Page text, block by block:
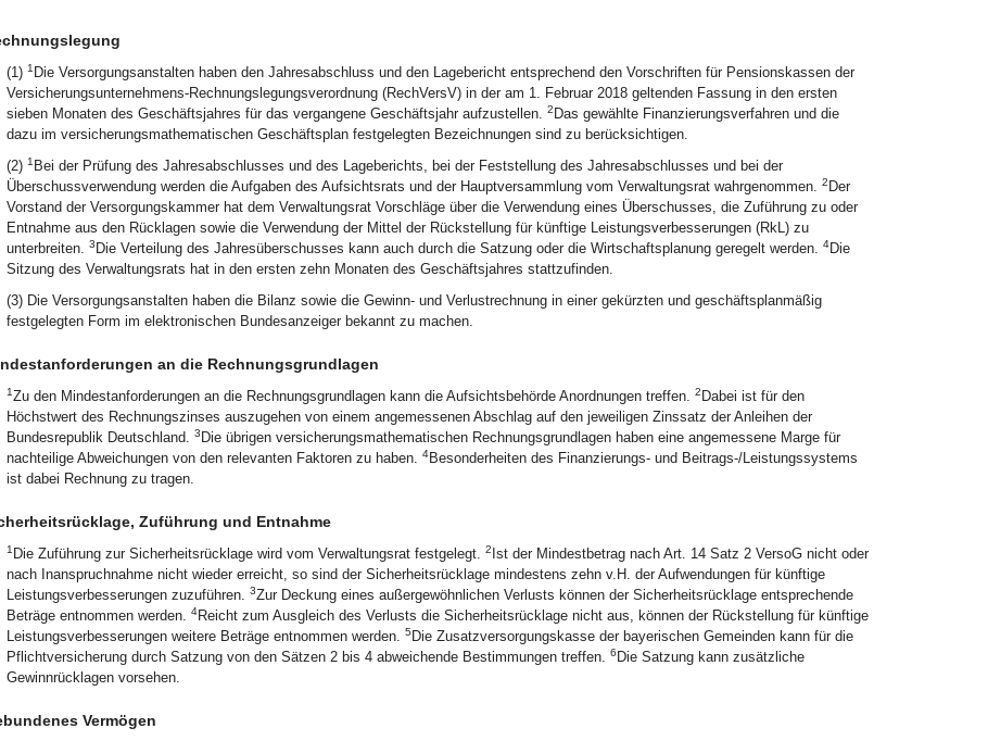
(1) 1 Die Versorgungsanstalten haben den Jahresabschluss und den Lagebericht entsprechend den Vorschriften für Pensionskassen der
Versicherungsunternehmens-Rechnungslegungsverordnung (RechVersV) in der am 1. Februar 2018 geltenden Fassung in den ersten
sieben Monaten des Geschäftsjahres für das vergangene Geschäftsjahr aufzustellen. 2 Das gewählte Finanzierungsverfahren und die
dazu im versicherungsmathematischen Geschäftsplan festgelegten Bezeichnungen sind zu berücksichtigen.
(2) 1 Bei der Prüfung des Jahresabschlusses und des Lageberichts, bei der Feststellung des Jahresabschlusses und bei der
Überschussverwendung werden die Aufgaben des Aufsichtsrats und der Hauptversammlung vom Verwaltungsrat wahrgenommen. 2 Der
Vorstand der Versorgungskammer hat dem Verwaltungsrat Vorschläge über die Verwendung eines Überschusses, die Zuführung zu oder
Entnahme aus den Rücklagen sowie die Verwendung der Mittel der Rückstellung für künftige Leistungsverbesserungen (RkL) zu
unterbreiten. 3 Die Verteilung des Jahresüberschusses kann auch durch die Satzung oder die Wirtschaftsplanung geregelt werden. 4Die
Sitzung des Verwaltungsrats hat in den ersten zehn Monaten des Geschäftsjahres stattzufinden.
(3) Die Versorgungsanstalten haben die Bilanz sowie die Gewinn- und Verlustrechnung in einer gekürzten und geschäftsplanmäßig
festgelegten Form im elektronischen Bundesanzeiger bekannt zu machen.
an die Rechnungsgrundlagen
1Zu den Mindestanforderungen an die Rechnungsgrundlagen kann die Aufsichtsbehörde Anordnungen treffen. 2 Dabei ist für den
Höchstwert des Rechnungszinses auszugehen von einem angemessenen Abschlag auf den jeweiligen Zinssatz der Anleihen der
Bundesrepublik Deutschland. 3 Die übrigen versicherungsmathematischen Rechnungsgrundlagen haben eine angemessene Marge für
nachteilige Abweichungen von den relevanten Faktoren zu haben. 4Besonderheiten des Finanzierungs- und Beitrags-/Leistungssystems
ist dabei Rechnung zu tragen.
Zuführung und Entnahme
1 Die Zuführung zur Sicherheitsrücklage wird vom Verwaltungsrat festgelegt. 2 Ist der Mindestbetrag nach Art. 14 Satz 2 VersoG nicht oder
nach Inanspruchnahme nicht wieder erreicht, so sind der Sicherheitsrücklage mindestens zehn v.H. der Aufwendungen für künftige
Leistungsverbesserungen zuzuführen. 3Zur Deckung eines außergewöhnlichen Verlusts können der Sicherheitsrücklage entsprechende
Beträge entnommen werden. 4Reicht zum Ausgleich des Verlusts die Sicherheitsrücklage nicht aus, können der Rückstellung für künftige
Leistungsverbesserungen weitere Beträge entnommen werden. 5 Die Zusatzversorgungskasse der bayerischen Gemeinden kann für die
Pflichtversicherung durch Satzung von den Sätzen 2 bis 4 abweichende Bestimmungen treffen. 6 Die Satzung kann zusätzliche
Gewinnrücklagen vorsehen.
Vermögen